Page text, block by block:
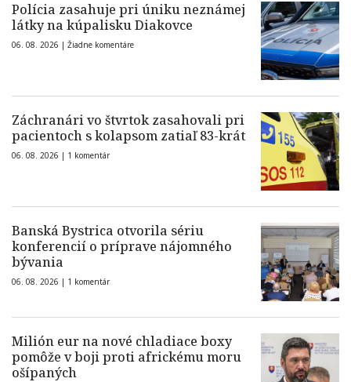
Polícia zasahuje pri úniku neznámej
látky na kúpalisku Diakovce
06. 08. 2026 | Žiadne komentáre
Záchranári vo štvrtok zasahovali pri
pacientoch s kolapsom zatiaľ 83-krát
06. 08. 2026 | 1 komentár
Banská Bystrica otvorila sériu
konferencií o príprave nájomného
bývania
06. 08. 2026 | 1 komentár
Milión eur na nové chladiace boxy
pomôže v boji proti africkému moru
ošípaných